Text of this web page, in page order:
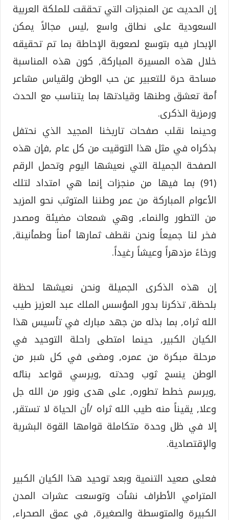
إن الحديث عن المنجزات التي تحققت للملكة العربية
السعودية على نطاق واسع ,ليس مجالاً يمكن
الإبحار فيه بتوسع لصعوبة الإحاطة بما تم تحقيقه
خلال هذه المسيرة المباركة, كون هذه المناسبة
مساحة حرة للتعبير عن حب الوطن ولقياس مشاعر
أمة تعشق وطنها وقيادتها بما يتناسب مع الحدث
ورمزية الذكرى.
وحينما نقلب صفحات تاريخنا المجيد الذي نحتفل
بذكراه في مثل هذا التوقيت من كل عام ,فإن هذه
الصفحة الجميلة التي نعيشها اليوم وتحمل الرقم
(91) بما فيها من منجزات إنما هي امتداد لتلك
الأعوام المباركة من عمر وطننا المتوثب نحو المزيد
من التطور والنماء, وهي شمعات مضيئة ومصدر
فخر لنا جميعاً ونحن نقطف ثمارها أمناً وطمأنينة,
ورخاءً مزدهراً وعيشاً رغيداً.
إن هذه الذكرى الجميلة ونحن نعيشها لحظة
بلحظة, تذكرنا بدور المؤسس الملك عبد العزيز طيب
الله ثراه, بما بذله من جهد مبارك في تأسيس هذا
الكيان الكبير, حينما امتطى راحلة التوحيد في
مرحلة مبكرة من عمره, ومضى في كل شبر من
الوطن ينسج ثوب وحدته ,ويرسي قواعد بنائه
,ويرسم خطط تطوره, على هدى ونور من الله جل
وعلا, يقيناً منه طيب الله ثراه /أن الحياة لا تستقر,
إلا في ظل وحدة متكاملة قوامها القوة البشرية
والإقتصادية.
فعلى صعيد التنمية وبعد توحيد هذا الكيان الكبير
المترامي الأطراف نشأت وتوسعت عشرات المدن
الكبيرة والمتوسطة والصغيرة, في عمق الصحراء,